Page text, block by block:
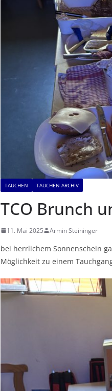
TAUCHEN TAUCHEN ARCHIV
TCO Brunch
11. Mai 2025 Armin Steininger
bei herrlichem Sonnenschein
Möglichkeit zu einem